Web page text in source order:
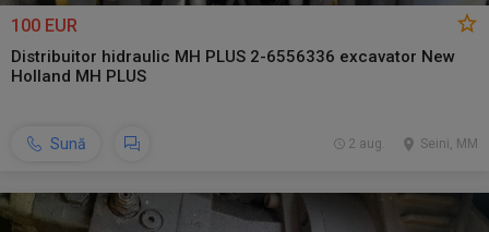
100 EUR
Distribuitor hidraulic MH PLUS 2-6556336 excavator New
Holland MH PLUS
Sună Seini, MM
2 aug.